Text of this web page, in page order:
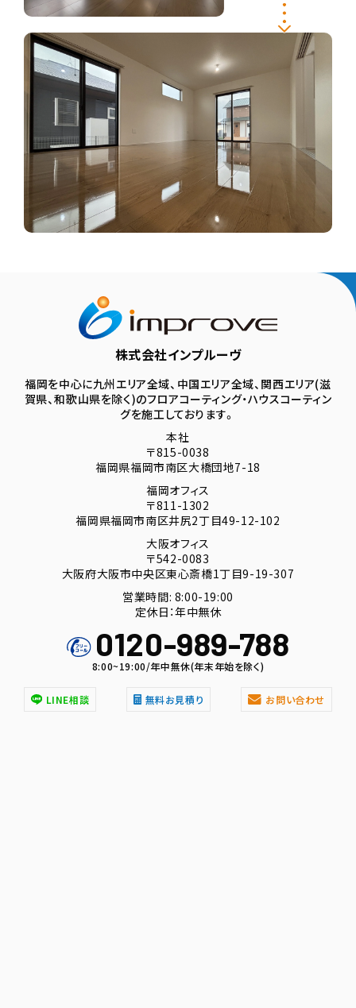
株式会社インプルーヴ
福岡を中心に九州エリア全域、中国エリア全域、関西エリア(滋
賀県、和歌山県を除く)のフロアコーティング・ハウスコーティン
グを施工しております。
本社
〒815-0038
福岡県福岡市南区大橋団地7-18
福岡オフィス
〒811-1302
福岡県福岡市南区井尻2丁目49-12-102
大阪オフィス
〒542-0083
大阪府大阪市中央区東心斎橋1丁目9-19-307
営業時間: 8:00-19:00
定休日：年中無休
0120-989-788
8:00~19:00/年中無休(年末年始を除く)
LINE相談 無料お見積り お問い合わせ